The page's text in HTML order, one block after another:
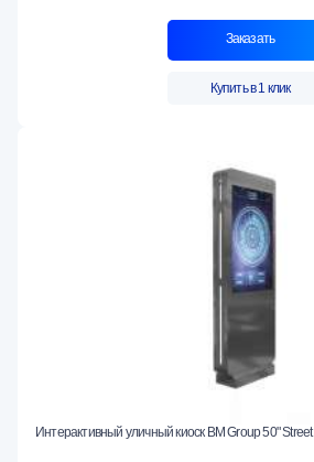
Заказать
Купить в 1 клик
Интерактивный уличный киоск BM Group 50" Street